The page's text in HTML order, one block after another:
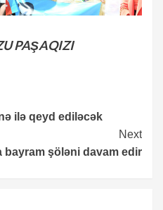
PAŞAQIZI
ilə qeyd ediləcək
Next
bayram şöləni davam edir